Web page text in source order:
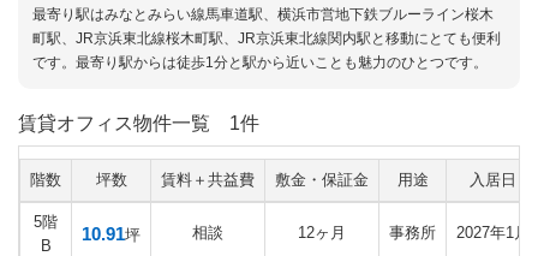
最寄り駅はみなとみらい線馬車道駅、横浜市営地下鉄ブルーライン桜木
町駅、JR京浜東北線桜木町駅、JR京浜東北線関内駅と移動にとても便利
です。最寄り駅からは徒歩1分と駅から近いことも魅力のひとつです。
賃貸オフィス物件一覧 1件
階数 坪数 賃料＋共益費 敷金・保証金 用途 入居日
5階
B
10.91坪 相談 12ヶ月 事務所 2027年1月